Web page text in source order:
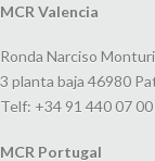
MCR Valencia
Ronda Narciso
3 planta baja 46980
Telf: +34 91 440 07 00
MCR Portugal